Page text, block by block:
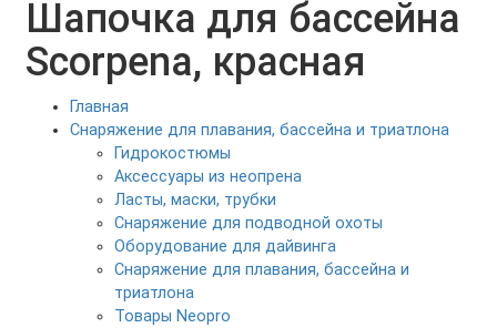
Шапочка для бассейна
Scorpena, красная
Главная
Снаряжение для плавания, бассейна и триатлона
Гидрокостюмы
Аксессуары из неопрена
Ласты, маски, трубки
Снаряжение для подводной охоты
Оборудование для дайвинга
Снаряжение для плавания, бассейна и
триатлона
Товары Neopro